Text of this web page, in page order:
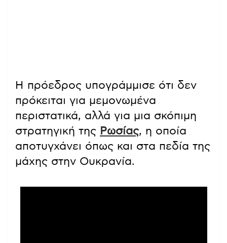
Η πρόεδρος υπογράμμισε ότι δεν
πρόκειται για μεμονωμένα
περιστατικά, αλλά για μια σκόπιμη
στρατηγική της Ρωσίας, η οποία
αποτυγχάνει όπως και στα πεδία της
μάχης στην Ουκρανία.